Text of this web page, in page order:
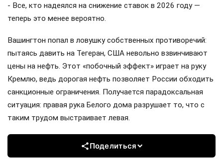
- Все, кто надеялся на снижение ставок в 2026 году —
теперь это менее вероятно.
Вашингтон попал в ловушку собственных противоречий:
пытаясь давить на Тегеран, США невольно взвинчивают
цены на нефть. Этот «побочный эффект» играет на руку
Кремлю, ведь дорогая нефть позволяет России обходить
санкционные ограничения. Получается парадоксальная
ситуация: правая рука Белого дома разрушает то, что с
таким трудом выстраивает левая.
Поделиться